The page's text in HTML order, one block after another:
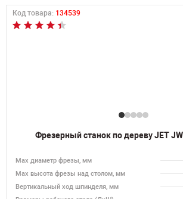
Код товара: 134539
Фрезерный станок по дереву JET
Max диаметр фрезы, мм
Мах высота фрезы над столом, мм
Вертикальный ход шпинделя, мм